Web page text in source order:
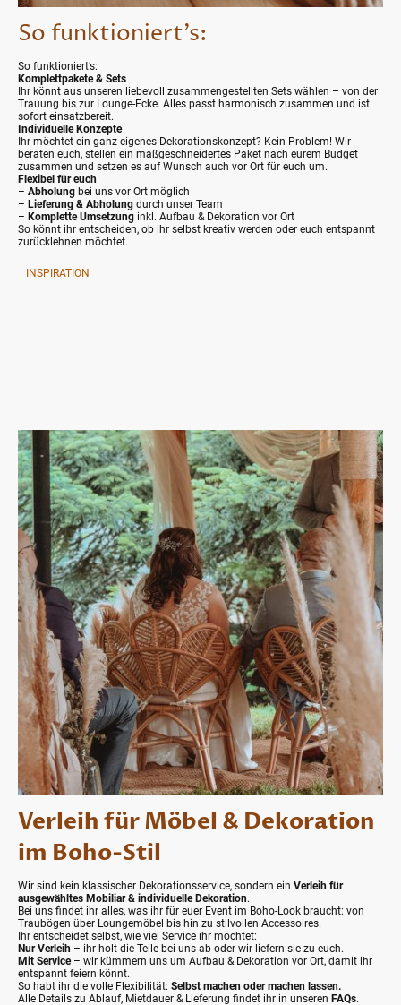
So funktioniert’s:
So funktioniert’s:
Komplettpakete & Sets
Ihr könnt aus unseren liebevoll zusammengestellten Sets wählen – von der
Trauung bis zur Lounge-Ecke. Alles passt harmonisch zusammen und ist
sofort einsatzbereit.
Individuelle Konzepte
Ihr möchtet ein ganz eigenes Dekorationskonzept? Kein Problem! Wir
beraten euch, stellen ein maßgeschneidertes Paket nach eurem Budget
zusammen und setzen es auf Wunsch auch vor Ort für euch um.
Flexibel für euch
– Abholung bei uns vor Ort möglich
– Lieferung & Abholung durch unser Team
– Komplette Umsetzung inkl. Aufbau & Dekoration vor Ort
So könnt ihr entscheiden, ob ihr selbst kreativ werden oder euch entspannt
zurücklehnen möchtet.
INSPIRATION
Verleih für Möbel & Dekoration
im Boho-Stil
Wir sind kein klassischer Dekorationsservice, sondern ein Verleih für
ausgewähltes Mobiliar & individuelle Dekoration.
Bei uns findet ihr alles, was ihr für euer Event im Boho-Look braucht: von
Traubögen über Loungemöbel bis hin zu stilvollen Accessoires.
Ihr entscheidet selbst, wie viel Service ihr möchtet:
Nur Verleih – ihr holt die Teile bei uns ab oder wir liefern sie zu euch.
Mit Service– wir kümmern uns um Aufbau & Dekoration vor Ort, damit ihr
entspannt feiern könnt.
So habt ihr die volle Flexibilität: Selbst machen oder machen lassen.
Alle Details zu Ablauf, Mietdauer & Lieferung findet ihr in unseren FAQs.